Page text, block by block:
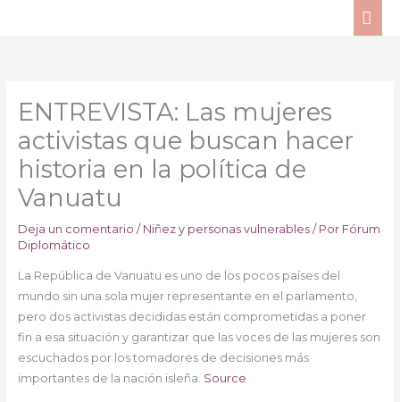
ENTREVISTA: Las mujeres
activistas que buscan hacer
historia en la política de
Vanuatu
Deja un comentario / Niñez y personas vulnerables/ Por Fórum
Diplomático
La República de Vanuatu es uno de los pocos países del
mundo sin una sola mujer representante en el parlamento,
pero dos activistas decididas están comprometidas a poner
fin a esa situación y garantizar que las voces de las mujeres son
escuchados por los tomadores de decisiones más
importantes de la nación isleña. Source